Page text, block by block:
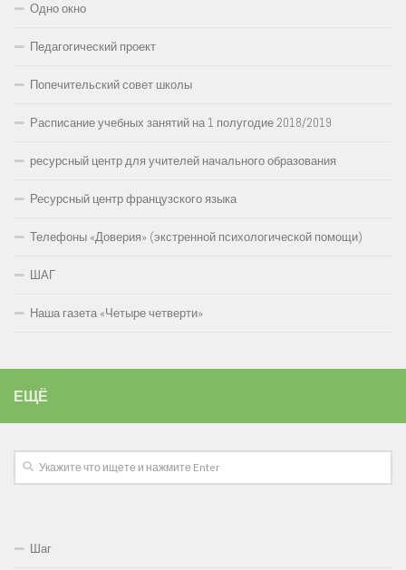
Одно окно
Педагогический проект
Попечительский совет школы
Расписание учебных занятий на 1 полугодие 2018/2019
ресурсный центр для учителей начального образования
Ресурсный центр французского языка
Телефоны «Доверия» (экстренной психологической помощи)
ШАГ
Наша газета «Четыре четверти»
ЕЩЁ
Шаг